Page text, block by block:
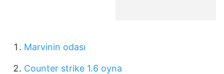
Marvinin odası
Counter strike 1.6 oyna